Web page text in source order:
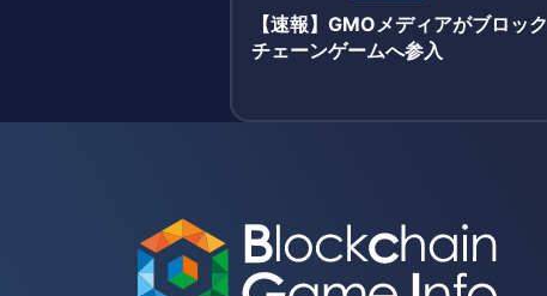
【速報】GMOメディアがブロック
チェーンゲームへ参入